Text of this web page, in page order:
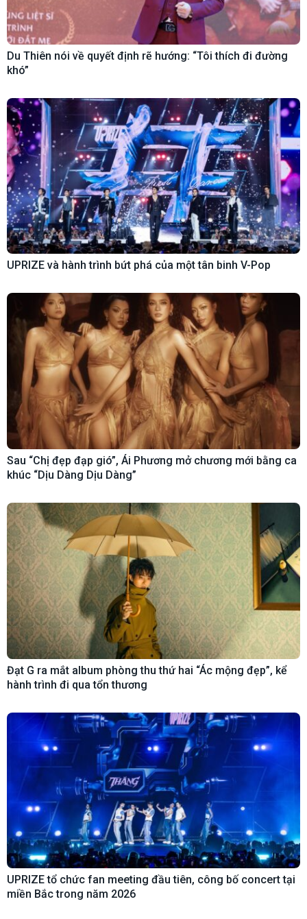
Du Thiên nói về quyết định rẽ hướng: “Tôi thích đi đường
khó”
UPRIZE và hành trình bứt phá của một tân binh V-Pop
Sau “Chị đẹp đạp gió”, Ái Phương mở chương mới bằng ca
khúc “Dịu Dàng Dịu Dàng”
Đạt G ra mắt album phòng thu thứ hai “Ác mộng đẹp”, kể
hành trình đi qua tổn thương
UPRIZE tổ chức fan meeting đầu tiên, công bố concert tại
miền Bắc trong năm 2026